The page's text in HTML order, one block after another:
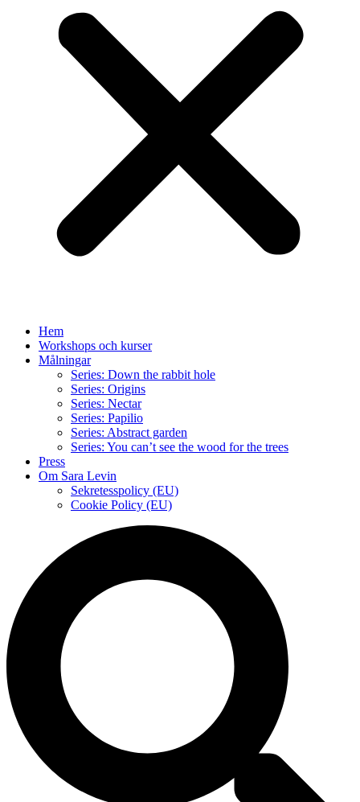
Hem
Workshops och kurser
Målningar
Series: Down the rabbit hole
Series: Origins
Series: Nectar
Series: Papilio
Series: Abstract garden
Series: You can’t see the wood for the trees
Press
Om Sara Levin
Sekretesspolicy (EU)
Cookie Policy (EU)